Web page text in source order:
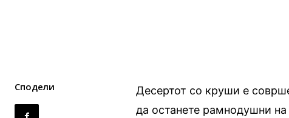
Сподели
Десертот со круши е
да останете рамнодушни на